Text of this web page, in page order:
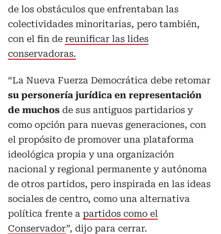
de los obstáculos que enfrentaban las
colectividades minoritarias, pero también,
con el fin de reunificar las lides
conservadoras.
“La Nueva Fuerza Democrática debe retomar
su personería jurídica en representación
de muchos de sus antiguos partidarios y
como opción para nuevas generaciones, con
el propósito de promover una plataforma
ideológica propia y una organización
nacional y regional permanente y autónoma
de otros partidos, pero inspirada en las ideas
sociales de centro, como una alternativa
política frente a partidos como el
Conservador”, dijo para cerrar.